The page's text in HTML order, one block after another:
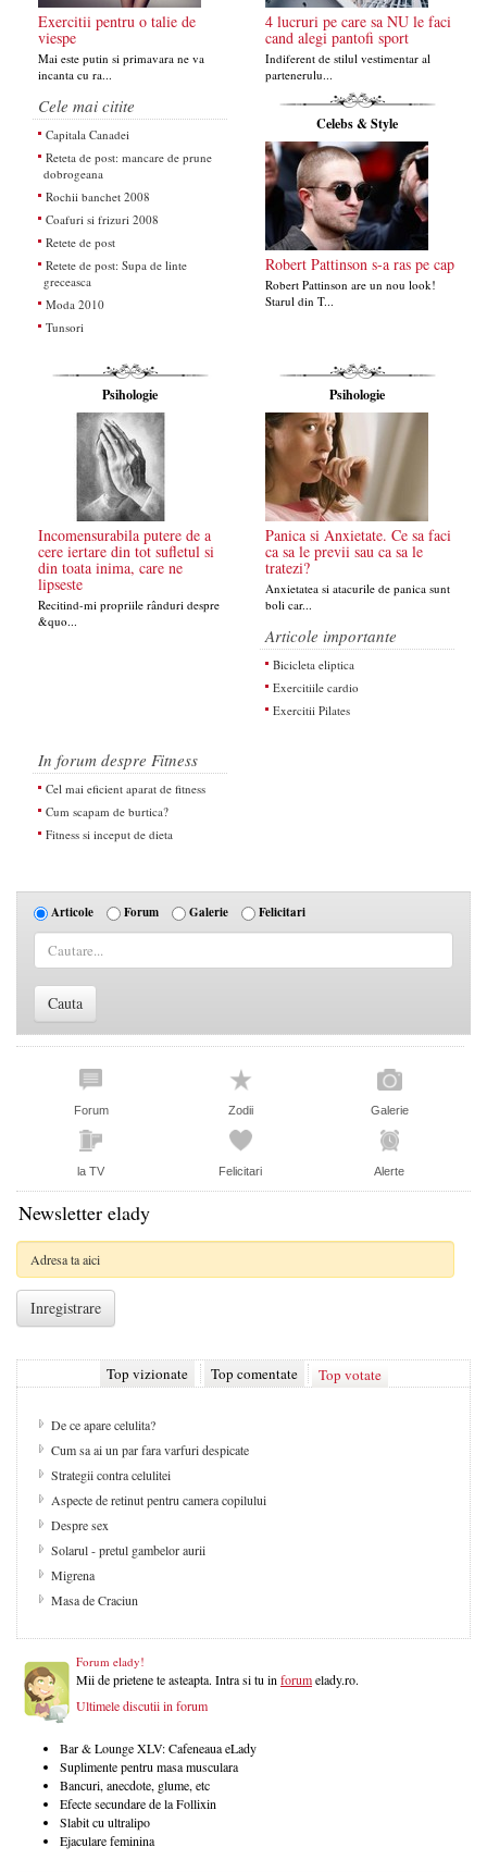
Exercitii pentru o talie de
viespe
Mai este putin si primavara ne va
incanta cu ra...
4 lucruri pe care sa NU le faci
cand alegi pantofi sport
Indiferent de stilul vestimentar al
partenerulu...
Cele mai citite
Capitala Canadei
Reteta de post: mancare de prune
dobrogeana
Rochii banchet 2008
Coafuri si frizuri 2008
Retete de post
Retete de post: Supa de linte
greceasca
Moda 2010
Tunsori
Celebs & Style
Robert Pattinson s-a ras pe cap
Robert Pattinson are un nou look!
Starul din T...
Psihologie
Incomensurabila putere de a
cere iertare din tot sufletul si
din toata inima, care ne
lipseste
Recitind-mi propriile rânduri despre
&quo...
Psihologie
Panica si Anxietate. Ce sa faci
ca sa le previi sau ca sa le
tratezi?
Anxietatea si atacurile de panica sunt
boli car...
Articole importante
Bicicleta eliptica
Exercitiile cardio
Exercitii Pilates
In forum despre Fitness
Cel mai eficient aparat de fitness
Cum scapam de burtica?
Fitness si inceput de dieta
Articole Forum Galerie Felicitari
Forum Zodii Galerie
la TV Felicitari Alerte
Newsletter elady
Top vizionate Top comentate Top votate
De ce apare celulita?
Cum sa ai un par fara varfuri despicate
Strategii contra celulitei
Aspecte de retinut pentru camera copilului
Despre sex
Solarul - pretul gambelor aurii
Migrena
Masa de Craciun
Forum elady!
Mii de prietene te asteapta. Intra si tu inforumelady.ro.
Ultimele discutii in forum
Bar & Lounge XLV: Cafeneaua eLady
Suplimente pentru masa musculara
Bancuri, anecdote, glume, etc
Efecte secundare de la Follixin
Slabit cu ultralipo
Ejaculare feminina